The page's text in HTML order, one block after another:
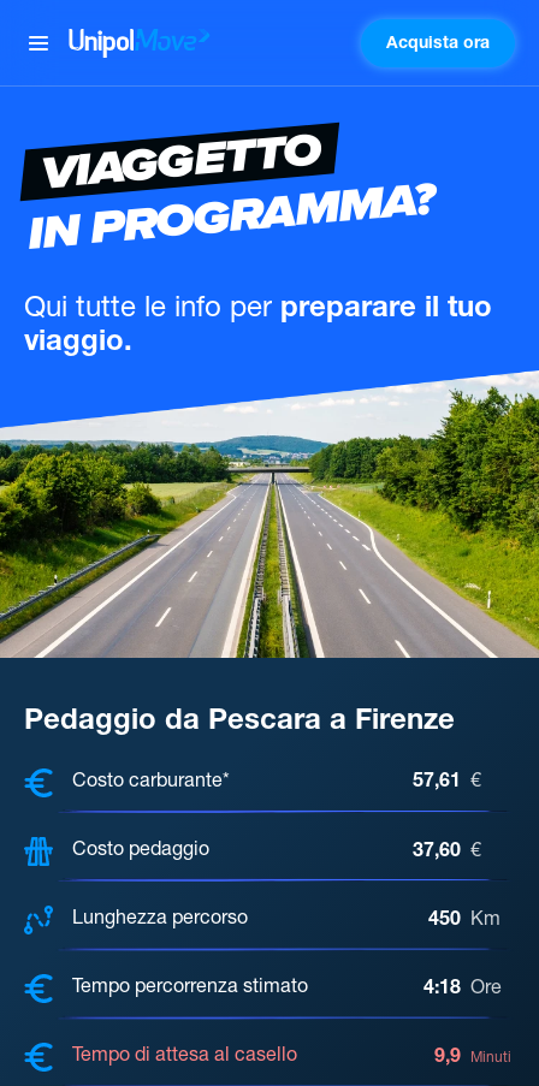
UnipolMove Acquista ora
VIAGGETTO
IN PROGRAMMA?
Qui tutte le info per preparare il tuo
viaggio.
Pedaggio da Pescara a Firenze
COSTI, DISTANZA, TEMPO DI
Costo carburante* 57,61 €
Costo pedaggio 37,60 €
Lunghezza percorso 450 Km
Tempo percorrenza stimato 4:18 Ore
Tempo di attesa al casello 9,9 Minuti